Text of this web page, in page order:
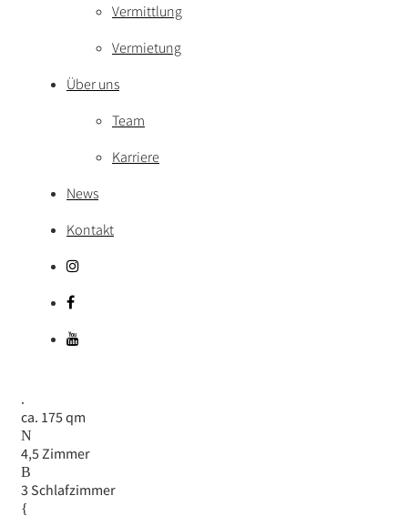
Vermittlung
Vermietung
Über uns
Team
Karriere
News
Kontakt
ca. 175 qm
4,5 Zimmer
3 Schlafzimmer